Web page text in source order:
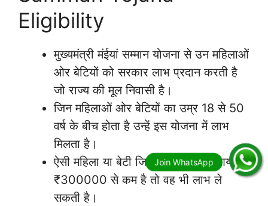
Eligibility
मुख्यमंत्री मंईयां सम्मान योजना से उन महिलाओं
ओर बेटियों को सरकार लाभ प्रदान करती है
जो राज्य की मूल निवासी है।
जिन महिलाओं ओर बेटियों का उम्र 18 से 50
वर्ष के बीच होता है उन्हें इस योजना में लाभ
मिलता है।
ऐसी महिला या बेटी जिसके परिवार का आय
₹300000 से कम है तो वह भी लाभ ले
सकती है।